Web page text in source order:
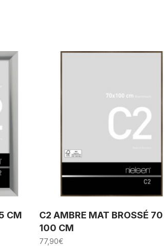
CM
C2 AMBRE MAT BROSSÉ 70
100 CM
77,90€